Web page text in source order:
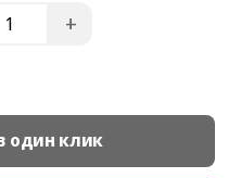
+
один клик